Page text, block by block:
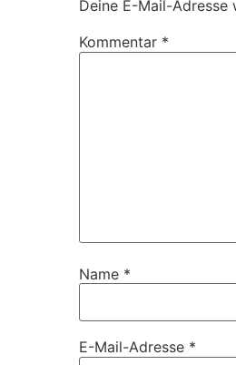
Deine E-Mail-
Kommentar *
Name *
E-Mail-Adresse *